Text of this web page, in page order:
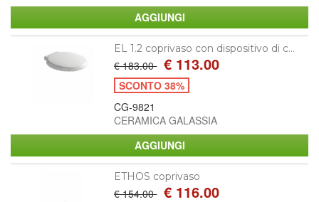
EL 1.2 coprivaso con dispositivo di c...
€ 183.00 € 113.00
SCONTO 38%
CG-9821
CERAMICA GALASSIA
ETHOS coprivaso
€ 154.00 € 116.00